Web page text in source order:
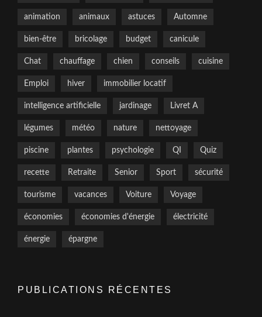
animation animaux astuces Automne
bien-être bricolage budget canicule
Chat chauffage chien conseils cuisine
Emploi hiver immobilier locatif
intelligence artificielle jardinage Livret A
légumes météo nature nettoyage
piscine plantes psychologie QI Quiz
recette Retraite Senior Sport sécurité
tourisme vacances Voiture Voyage
économies économies d'énergie électricité
énergie épargne
PUBLICATIONS RÉCENTES